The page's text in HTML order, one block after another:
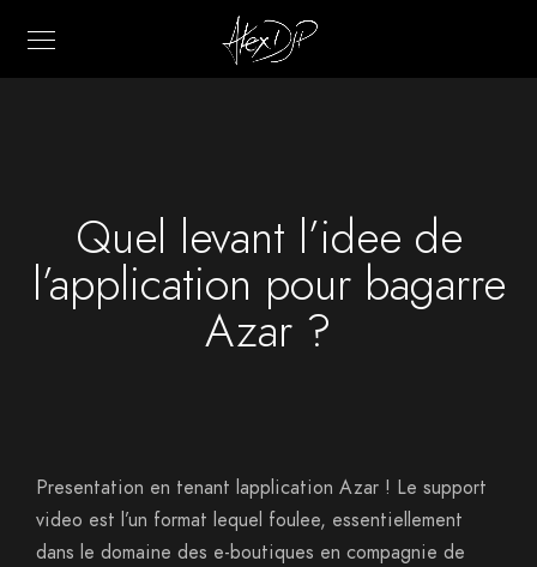
Quel levant l’idee de
l’application pour bagarre
Azar ?
Presentation en tenant lapplication Azar ! Le support
video est l’un format lequel foulee, essentiellement
dans le domaine des e-boutiques en compagnie de